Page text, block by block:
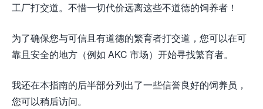
工厂打交道。不惜一切代价远离这些不道德的饲养者！
为了确保您与可信且有道德的繁育者打交道，您可以在可
靠且安全的地方（例如 AKC 市场）开始寻找繁育者。
我还在本指南的后半部分列出了一些信誉良好的饲养员，
您可以稍后访问。